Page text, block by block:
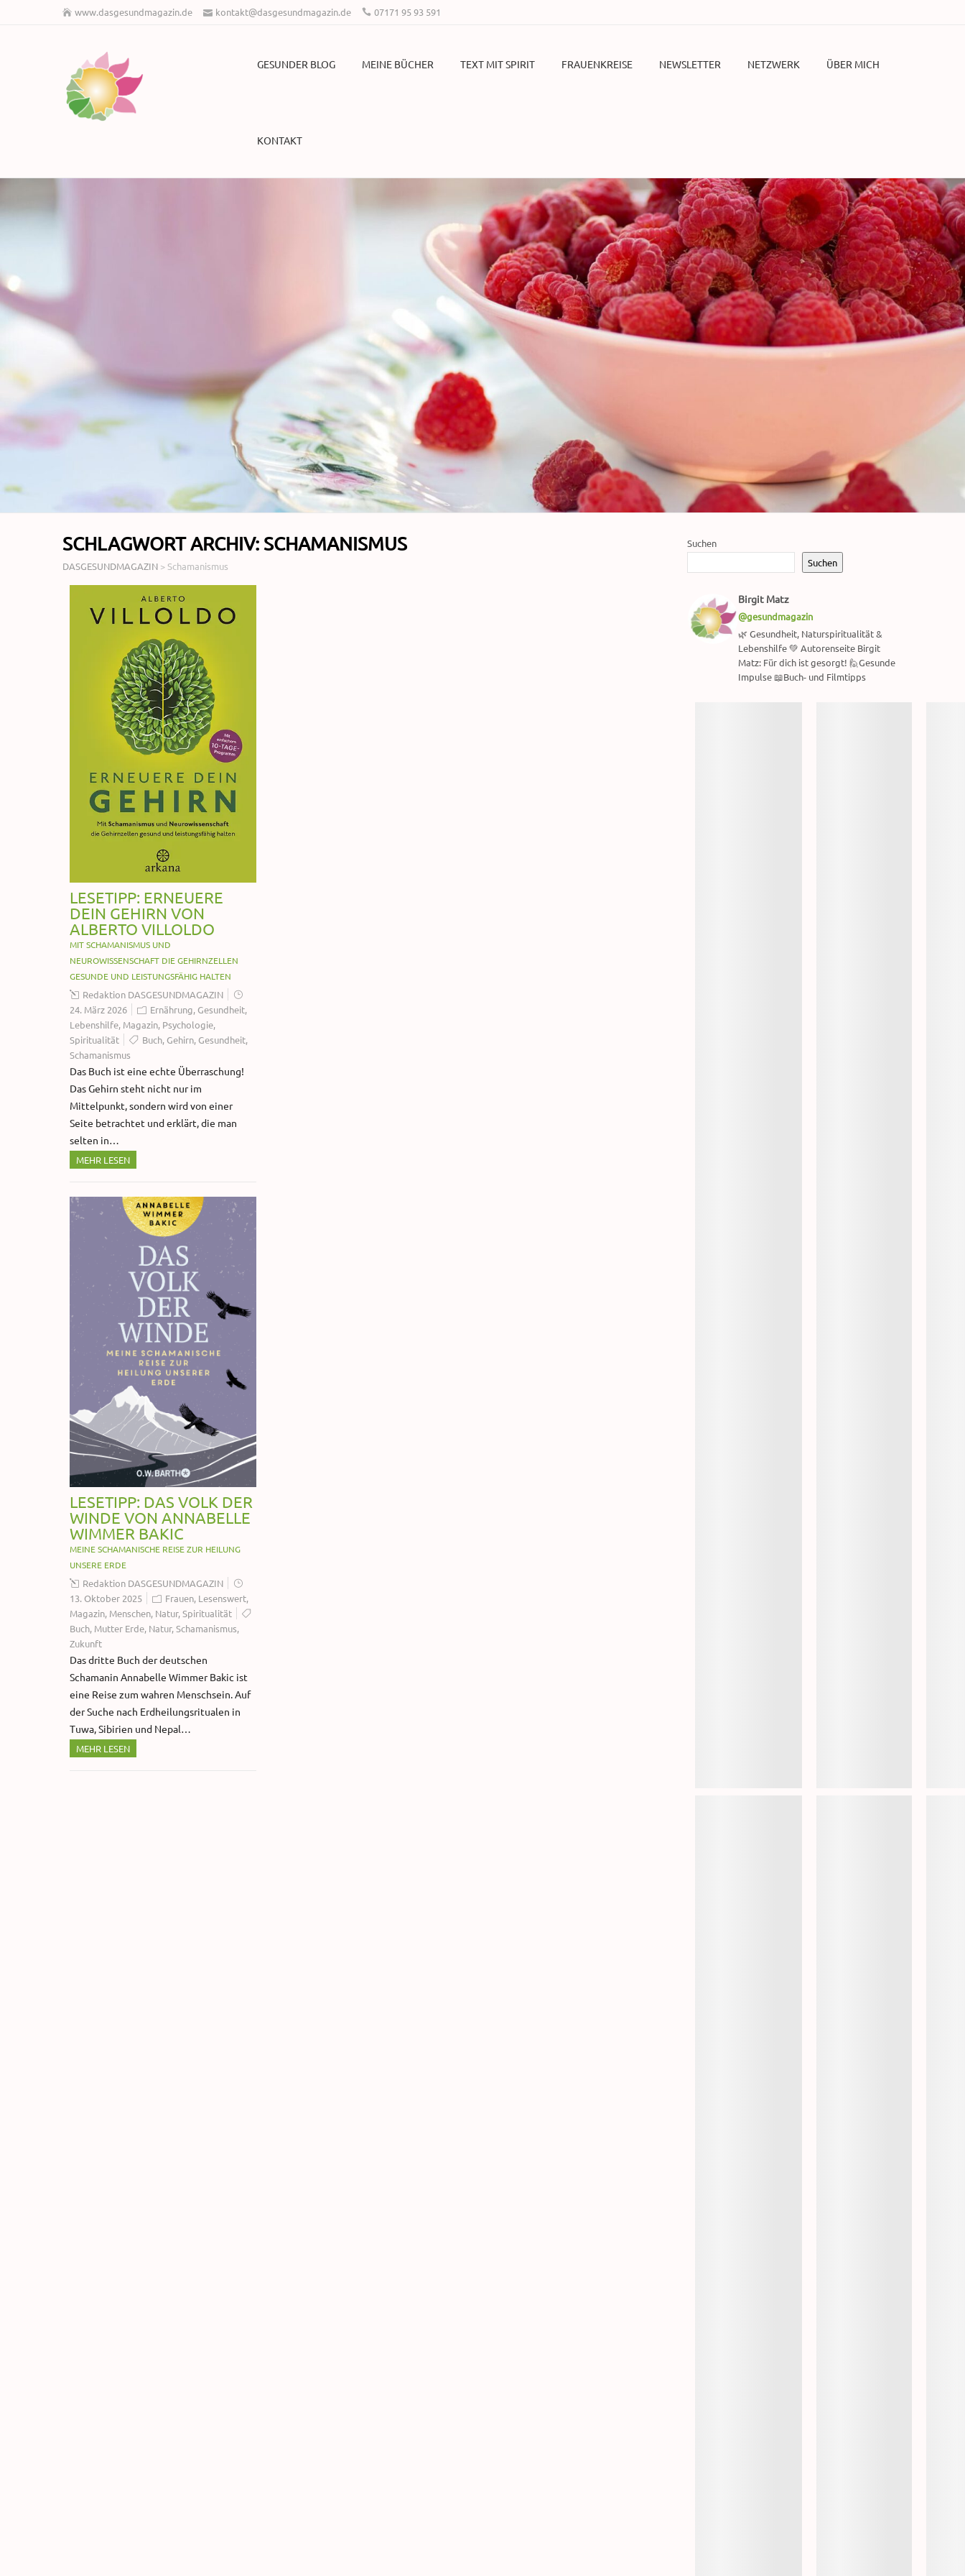
www.dasgesundmagazin.de kontakt@dasgesundmagazin.de 07171 95 93 591
GESUNDER BLOG MEINE BÜCHER TEXT MIT SPIRIT FRAUENKREISE NEWSLETTER NETZWERK ÜBER MICH
KONTAKT
SCHLAGWORT ARCHIV:SCHAMANISMUS
DASGESUNDMAGAZIN > Schamanismus
LESETIPP: ERNEUERE
DEIN GEHIRN VON
ALBERTO VILLOLDO
MIT SCHAMANISMUS UND
NEUROWISSENSCHAFT DIE GEHIRNZELLEN
GESUNDE UND LEISTUNGSFÄHIG HALTEN
Redaktion DASGESUNDMAGAZIN
24. März 2026
Ernährung,Gesundheit,
Lebenshilfe, Magazin, Psychologie,
Spiritualität
Buch,Gehirn,Gesundheit,
Schamanismus
Das Buch ist eine echte Überraschung!
Das Gehirn steht nicht nur im
Mittelpunkt, sondern wird von einer
Seite betrachtet und erklärt, die man
selten in…
MEHR LESEN
LESETIPP: DAS VOLK DER
WINDE VON ANNABELLE
WIMMER BAKIC
MEINE SCHAMANISCHE REISE ZUR HEILUNG
UNSERE ERDE
Redaktion DASGESUNDMAGAZIN
13. Oktober 2025
Frauen, Lesenswert,
Magazin, Menschen, Natur,Spiritualität
Buch, Mutter Erde, Natur,Schamanismus,
Zukunft
​Das dritte Buch der deutschen
Schamanin Annabelle Wimmer Bakic ist
eine Reise zum wahren Menschsein. Auf
der Suche nach Erdheilungsritualen in
Tuwa, Sibirien und Nepal…
MEHR LESEN
Suchen
Suchen
Birgit Matz
@gesundmagazin
🌿 Gesundheit, Naturspiritualität &
Lebenshilfe 💚 Autorenseite Birgit
Matz: Für dich ist gesorgt! 🙋Gesunde
Impulse 📖Buch- und Filmtipps